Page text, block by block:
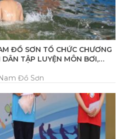
ĐỒ SƠN TỔ CHỨC CHƯƠNG
TẬP LUYỆN MÔN BƠI,
Đồ Sơn